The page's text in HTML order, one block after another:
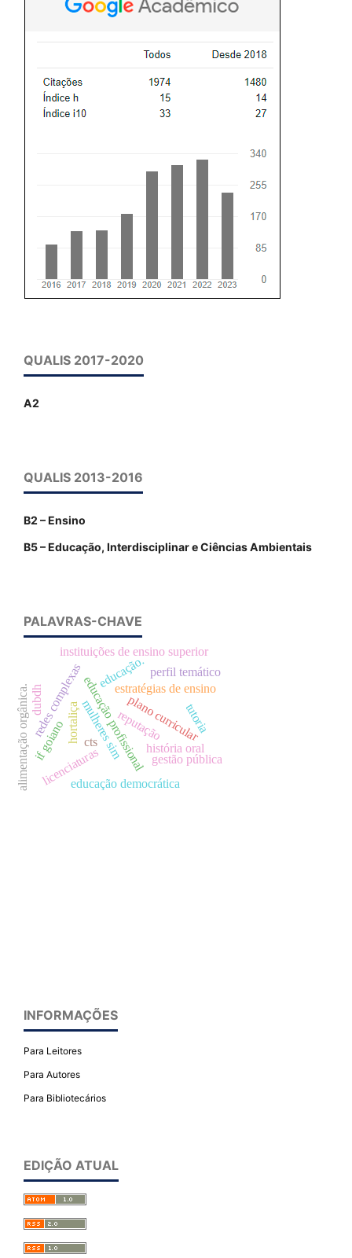
QUALIS 2017-2020
A2
QUALIS 2013-2016
B2 – Ensino
B5 – Educação, Interdisciplinar e Ciências Ambientais
PALAVRAS-CHAVE
educação profissionalestratégias de ensino
redes complexas plano curricular
história oral
educação.
mulheres sim
alimentação orgânica. hortaliça
licenciaturas
if goiano reputação
instituições de ensino superior
educação democrática
dubdh
tutoria
perfil temático
cts
gestão pública
INFORMAÇÕES
Para Leitores
Para Autores
Para Bibliotecários
EDIÇÃO ATUAL